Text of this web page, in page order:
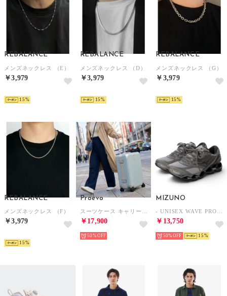
REBALANCE
メンズネックレス （E）
￥3,979
15
REBALANCE
メンズネックレス （D）
￥3,979
15
REBALANCE
メンズネックレス （G）
￥3,979
15
REBALANCE
メンズネックレス （F）
￥3,979
15
Proevo
￥17,900
50%
MIZUNO
￥13,750
50% 15